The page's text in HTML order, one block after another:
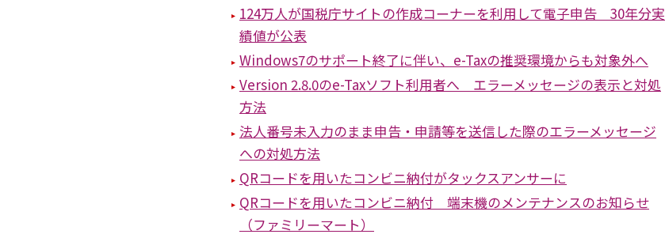
124万人が国税庁サイトの作成コーナーを利用して電子申告 30年分実
績値が公表
Windows7のサポート終了に伴い、e-Taxの推奨環境からも対象外へ
Version 2.8.0のe-Taxソフト利用者へ エラーメッセージの表示と対処
方法
法人番号未入力のまま申告・申請等を送信した際のエラーメッセージ
への対処方法
QRコードを用いたコンビニ納付がタックスアンサーに
QRコードを用いたコンビニ納付 端末機のメンテナンスのお知らせ
（ファミリーマート）